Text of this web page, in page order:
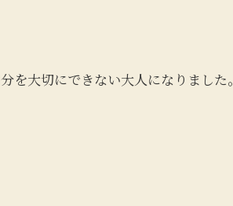
大切にできない大人になりました。